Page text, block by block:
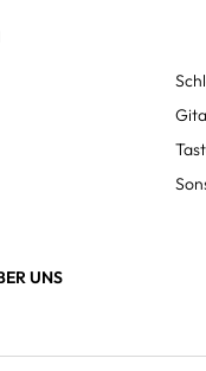
UNS